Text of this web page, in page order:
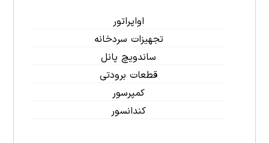
اواپراتور
تجهیزات سردخانه
ساندویچ پانل
قطعات برودتی
کمپرسور
کندانسور